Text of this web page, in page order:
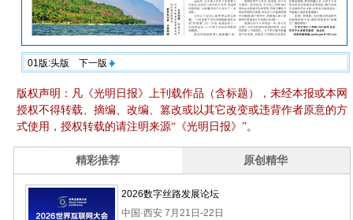
01版:头版 下一版
版权声明：凡《光明日报》上刊载作品（含标题），未经本报或本网
授权不得转载、摘编、改编、篡改或以其它改变或违背作者原意的方
式使用，授权转载的请注明来源“《光明日报》”。